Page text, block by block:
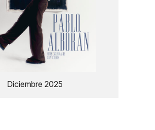
Diciembre 2025